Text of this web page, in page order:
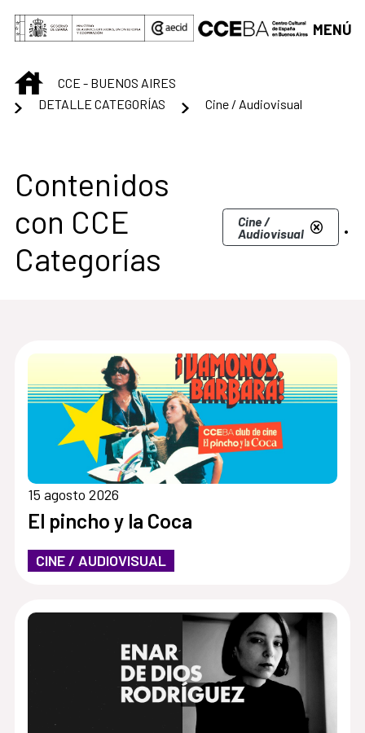
Saltar al contenido principal
MENÚ
INICIOCCE - BUENOS AIRES
DETALLE CATEGORÍAS
Cine / Audiovisual
Centro Cultural de
Contenidos
con CCE
Categorías
Cine /
Audiovisual .
15 agosto 2026
El pincho y la Coca
CINE / AUDIOVISUAL